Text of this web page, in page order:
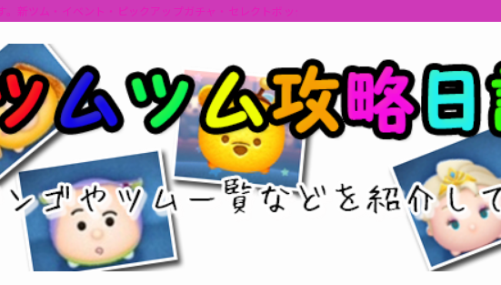
新ツム・イベント・ピックアップガチャ・セレクトボックスの情報を最速で提供しビンゴの